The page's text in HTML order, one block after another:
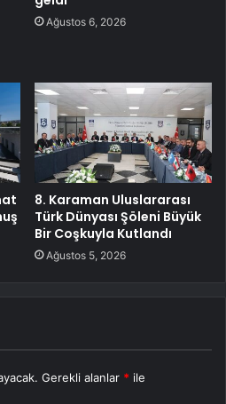
Ağustos 6, 2026
8. Karaman Uluslararası
Türk Dünyası Şöleni Büyük
Bir Coşkuyla Kutlandı
Ağustos 5, 2026
Gerekli alanlar * ile